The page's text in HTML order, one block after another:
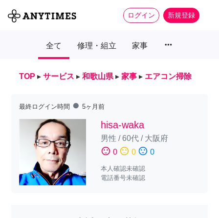
ログイン 新規登録
全て 修理・組立 家事 more_horiz
TOP ▸ サービス ▸ 和歌山県 ▸ 家事 ▸ エアコン掃除
最終ログイン時間 fiber_manual_record 5ヶ月前
hisa-waka
男性 /60代/ 大阪府
sentiment_satisfied 0 sentiment_neutral 0 sentiment_dissatisfied 0
本人確認未確認
電話番号未確認